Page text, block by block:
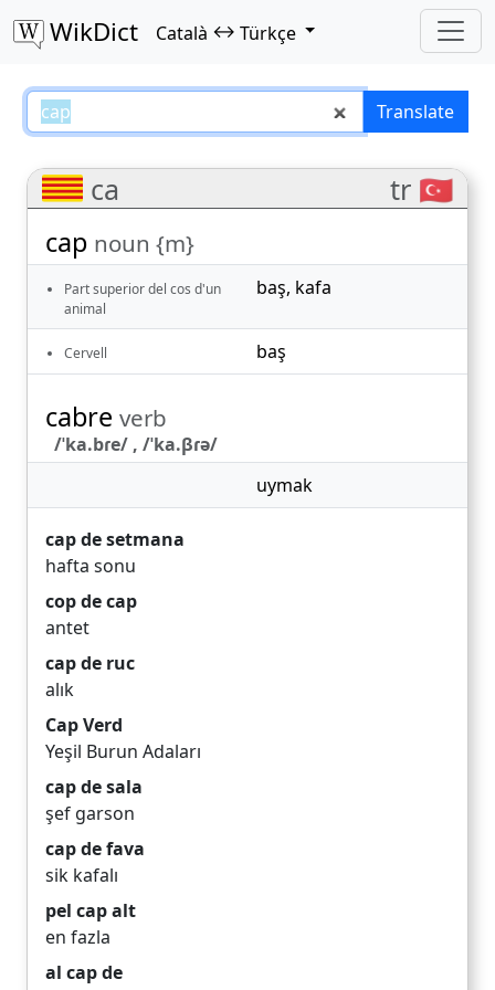
WikDict Català ↔ Türkçe
cap – Català–Türkçe translations
Translate
ca tr 🇹🇷
cap noun {m}
Part superior del cos d'un
animal
baş, kafa
Cervell baş
cabre verb
/ˈka.bɾe/ , /ˈka.βɾə/
uymak
cap de setmana
hafta sonu
cop de cap
antet
cap de ruc
alık
Cap Verd
Yeşil Burun Adaları
cap de sala
şef garson
cap de fava
sik kafalı
pel cap alt
en fazla
al cap de